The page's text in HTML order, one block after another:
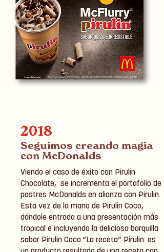
2018
Seguimos creando magia
con McDonalds
Viendo el caso de éxito con Pirulin
Chocolate, se incrementa el portafolio de
postres McDonalds en alianza con Pirulin.
Esta vez de la mano de Pirulin Coco,
dándole entrada a una presentación más
tropical e incluyendo la deliciosa barquilla
sabor Pirulin Coco.“La receta” Pirulin: es